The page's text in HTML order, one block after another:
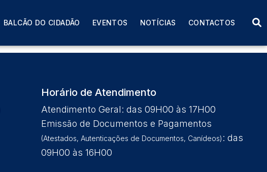
BALCÃO DO CIDADÃO EVENTOS NOTÍCIAS CONTACTOS
Horário de Atendimento
Atendimento Geral: das 09H00 às 17H00
Emissão de Documentos e Pagamentos
(Atestados, Autenticações de Documentos, Canídeos) : das
09H00 às 16H00